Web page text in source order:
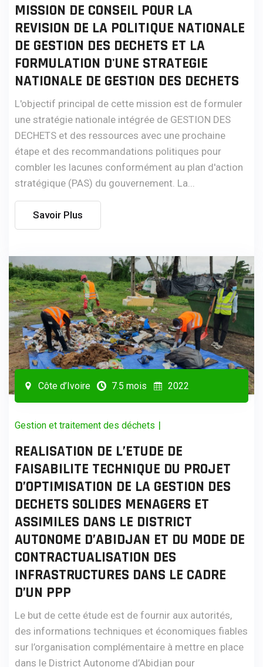
MISSION DE CONSEIL POUR LA
REVISION DE LA POLITIQUE NATIONALE
DE GESTION DES DECHETS ET LA
FORMULATION D'UNE STRATEGIE
NATIONALE DE GESTION DES DECHETS
L'objectif principal de cette mission est de formuler
une stratégie nationale intégrée de GESTION DES
DECHETS et des ressources avec une prochaine
étape et des recommandations politiques pour
combler les lacunes conformément au plan d'action
stratégique (PAS) du gouvernement. La...
Savoir Plus
Côte d’Ivoire 7.5 mois 2022
Gestion et traitement des déchets |
REALISATION DE L’ETUDE DE
FAISABILITE TECHNIQUE DU PROJET
D’OPTIMISATION DE LA GESTION DES
DECHETS SOLIDES MENAGERS ET
ASSIMILES DANS LE DISTRICT
AUTONOME D’ABIDJAN ET DU MODE DE
CONTRACTUALISATION DES
INFRASTRUCTURES DANS LE CADRE
D’UN PPP
Le but de cette étude est de fournir aux autorités,
des informations techniques et économiques fiables
sur l’organisation complémentaire à mettre en place
dans le District Autonome d’Abidjan pour